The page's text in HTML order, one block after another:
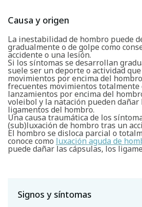
Causa y origen
La inestabilidad de hombro puede
gradualmente o de golpe como
accidente o una lesión.
Si los síntomas se desarrollan
suele ser un deporte o actividad
movimientos por encima del
frecuentes movimientos totalmente
lanzamientos por encima del
voleibol y la natación pueden dañar
ligamentos del hombro.
Una causa traumática de los
(sub)luxación de hombro tras un
El hombro se disloca parcial o
conoce como luxación aguda de
puede dañar las cápsulas, los
Signos y síntomas